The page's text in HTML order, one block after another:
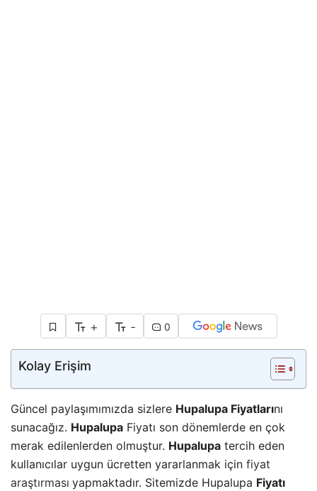
+ - 0
Kolay Erişim
Güncel paylaşımımızda sizlere Hupalupa Fiyatlarını
sunacağız. Hupalupa Fiyatı son dönemlerde en çok
merak edilenlerden olmuştur. Hupalupa tercih eden
kullanıcılar uygun ücretten yararlanmak için fiyat
araştırması yapmaktadır. Sitemizde Hupalupa Fiyatı